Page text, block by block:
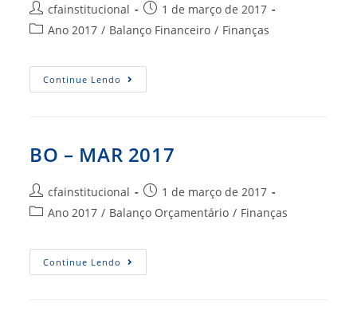
Autor
do
cfainstitucional
Post
publicado:
1 de março de 2017
Categoria
post:
Ano 2017 / Balanço Financeiro / Finanças
Continue Lendo BF
–
BO – MAR 2017
Autor
do
cfainstitucional
Post
publicado:
1 de março de 2017
Categoria
post:
Ano 2017 / Balanço Orçamentário / Finanças
Continue Lendo BO
–